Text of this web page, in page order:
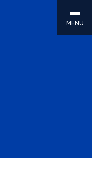
MENU